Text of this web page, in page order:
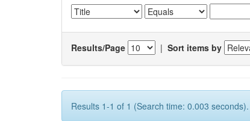
Results/Page | Sort items by
Results 1-1 of 1 (Search time: 0.003 seconds).